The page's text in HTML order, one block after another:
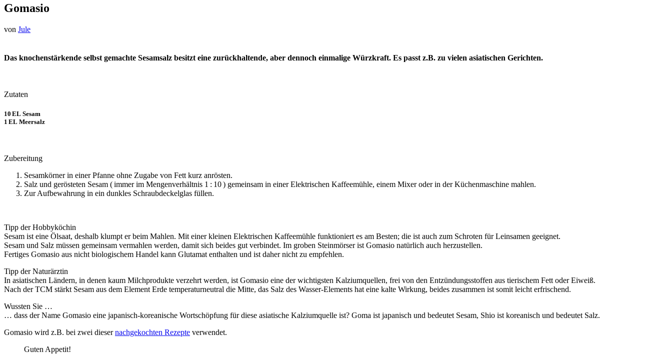
Gomasio
von Jule
Das knochenstärkende selbst gemachte Sesamsalz besitzt eine zurückhaltende, aber dennoch einmalige Würzkraft. Es passt z.B. zu vielen asiatischen Gerichten.
Zutaten
10 EL Sesam
1 EL Meersalz
Zubereitung
Sesamkörner in einer Pfanne ohne Zugabe von Fett kurz anrösten.
Salz und gerösteten Sesam ( immer im Mengenverhältnis 1 : 10 ) gemeinsam in einer Elektrischen Kaffeemühle, einem Mixer oder in der Küchenmaschine mahlen.
Zur Aufbewahrung in ein dunkles Schraub­deckelglas füllen.
Tipp der Hobbyköchin
Sesam ist eine Ölsaat, deshalb klumpt er beim Mahlen. Mit einer kleinen Elektrischen Kaffeemühle funktioniert es am Besten; die ist auch zum Schroten für Leinsamen geeignet.
Sesam und Salz müssen gemeinsam vermahlen werden, damit sich beides gut verbindet. Im groben Steinmörser ist Gomasio natürlich auch herzustellen.
Fertiges Gomasio aus nicht biologischem Handel kann Glutamat enthalten und ist daher nicht zu empfehlen.
Tipp der Naturärztin
In asiatischen Ländern, in denen kaum Milchprodukte verzehrt werden, ist Gomasio eine der wichtigsten Kalziumquellen, frei von den Entzündungsstoffen aus tierischem Fett oder Eiweiß.
Nach der TCM stärkt Sesam aus dem Element Erde temperaturneutral die Mitte, das Salz des Wasser-Elements hat eine kalte Wirkung, beides zusammen ist somit leicht erfrischend.
Wussten Sie …
… dass der Name Gomasio eine japanisch-koreanische Wortschöpfung für diese asiatische Kalziumquelle ist? Goma ist japanisch und bedeutet Sesam, Shio ist koreanisch und bedeutet Salz.
Gomasio wird z.B. bei zwei diesernachgekochten Rezepte verwendet.
Guten Appetit!